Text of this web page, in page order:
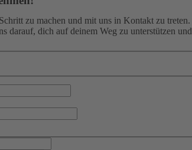
zu machen und mit uns in Kontakt zu
darauf, dich auf deinem Weg zu unterstützen